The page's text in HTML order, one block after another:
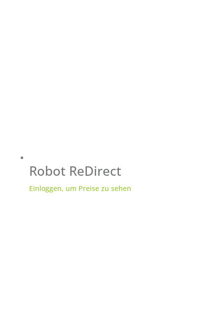
Robot ReDirect
Einloggen, um Preise zu sehen